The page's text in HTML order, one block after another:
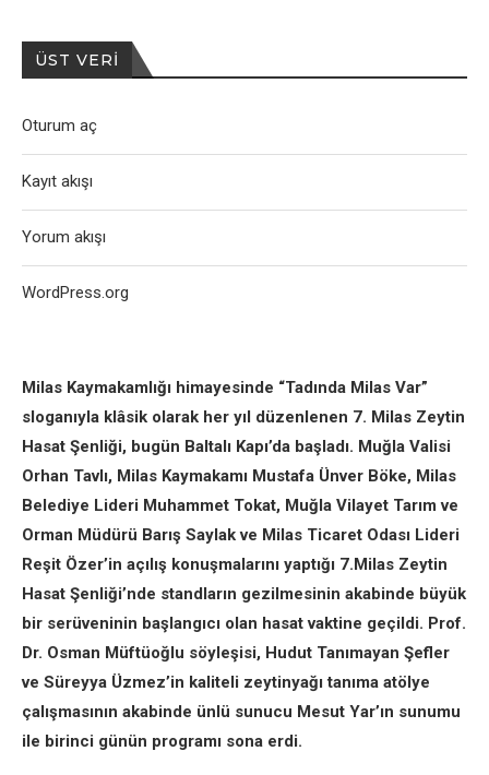
Milas Kaymakamlığı himayesinde “Tadında Milas Var”
sloganıyla klâsik olarak her yıl düzenlenen 7. Milas Zeytin
Hasat Şenliği, bugün Baltalı Kapı’da başladı. Muğla Valisi
Orhan Tavlı, Milas Kaymakamı Mustafa Ünver Böke, Milas
Belediye Lideri Muhammet Tokat, Muğla Vilayet Tarım ve
Orman Müdürü Barış Saylak ve Milas Ticaret Odası Lideri
Reşit Özer’in açılış konuşmalarını yaptığı 7.Milas Zeytin
Hasat Şenliği’nde standların gezilmesinin akabinde büyük
bir serüveninin başlangıcı olan hasat vaktine geçildi. Prof.
Dr. Osman Müftüoğlu söyleşisi, Hudut Tanımayan Şefler
ve Süreyya Üzmez’in kaliteli zeytinyağı tanıma atölye
çalışmasının akabinde ünlü sunucu Mesut Yar’ın sunumu
ile birinci günün programı sona erdi.
ÜST VERI
Oturum aç
Kayıt akışı
Yorum akışı
WordPress.org